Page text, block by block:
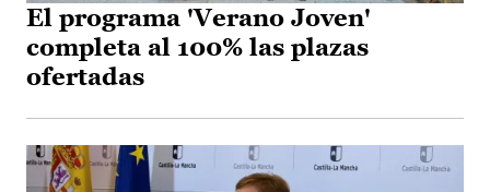
El programa 'Verano Joven'
completa al 100% las plazas
ofertadas